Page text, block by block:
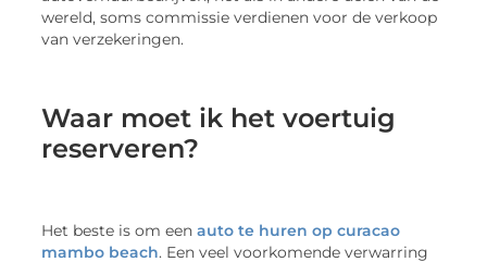
wereld, soms commissie verdienen voor de verkoop
van verzekeringen.
Waar moet ik het voertuig
reserveren?
Het beste is om eenauto te huren op curacao
mambo beach. Een veel voorkomende verwarring